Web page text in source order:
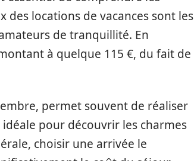
des locations de vacances sont les
de tranquillité. En
à quelque 115 €, du fait de
permet souvent de réaliser
pour découvrir les charmes
choisir une arrivée le